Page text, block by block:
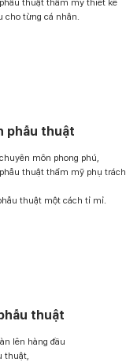
thuật thẩm mỹ thiết kế
cho từng cá nhân.
phẫu thuật
môn phong phú,
thuật thẩm mỹ phụ trách
thuật một cách tỉ mỉ.
thuật
lên hàng đầu
thuật,